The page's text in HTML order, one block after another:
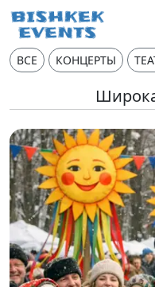
ВСЕ КОНЦЕРТЫ